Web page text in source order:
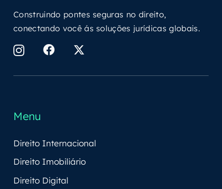
Construindo pontes seguras no direito,
conectando você ás soluções jurídicas globais.
Menu
Direito Internacional
Direito Imobiliário
Direito Digital